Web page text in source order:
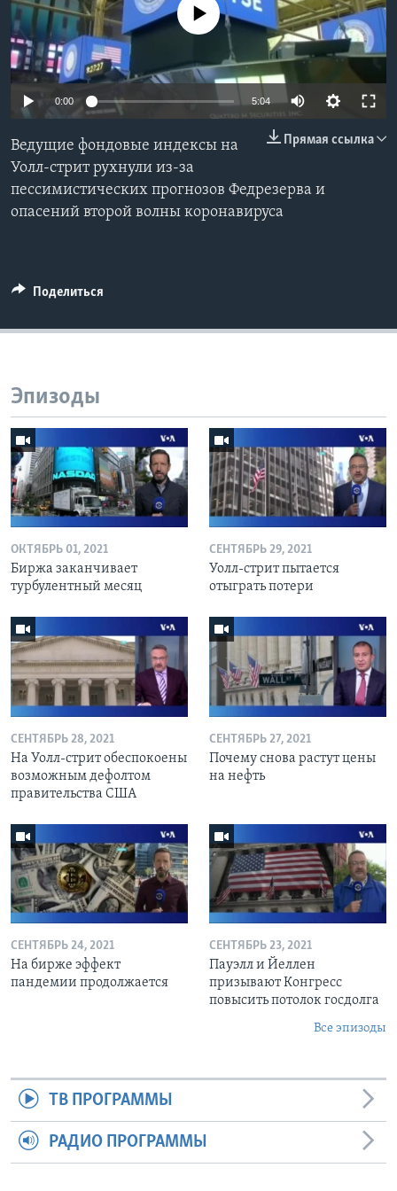
Learning English
СОЦИАЛЬНЫЕ СЕТИ
Языки
No media source currently available
0:00 5:04
Прямая ссылка
Ведущие фондовые индексы на
Уолл-стрит рухнули из-за
пессимистических прогнозов Федрезерва и
опасений второй волны коронавируса
Поделиться
Эпизоды
ОКТЯБРЬ 01, 2021
Биржа заканчивает
турбулентный месяц
СЕНТЯБРЬ 29, 2021
Уолл-стрит пытается
отыграть потери
СЕНТЯБРЬ 28, 2021
На Уолл-стрит обеспокоены
возможным дефолтом
правительства США
СЕНТЯБРЬ 27, 2021
Почему снова растут цены
на нефть
СЕНТЯБРЬ 24, 2021
На бирже эффект
пандемии продолжается
СЕНТЯБРЬ 23, 2021
Пауэлл и Йеллен
призывают Конгресс
повысить потолок госдолга
Все эпизоды
ТВ ПРОГРАММЫ
РАДИО ПРОГРАММЫ